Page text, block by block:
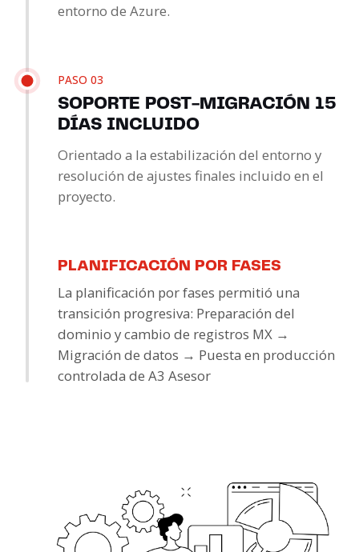
entorno de Azure.
PASO 03
SOPORTE POST-MIGRACIÓN 15
DÍAS INCLUIDO
Orientado a la estabilización del entorno y
resolución de ajustes finales incluido en el
proyecto.
PLANIFICACIÓN POR FASES
La planificación por fases permitió una
transición progresiva: Preparación del
dominio y cambio de registros MX →
Migración de datos → Puesta en producción
controlada de A3 Asesor